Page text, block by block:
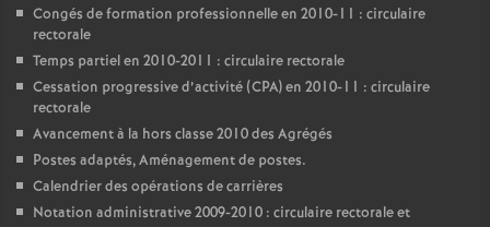
Congés de formation professionnelle en 2010-11 : circulaire
rectorale
Temps partiel en 2010-2011 : circulaire rectorale
Cessation progressive d’activité (CPA) en 2010-11 : circulaire
rectorale
Avancement à la hors classe 2010 des Agrégés
Postes adaptés, Aménagement de postes.
Calendrier des opérations de carrières
Notation administrative 2009-2010 : circulaire rectorale et